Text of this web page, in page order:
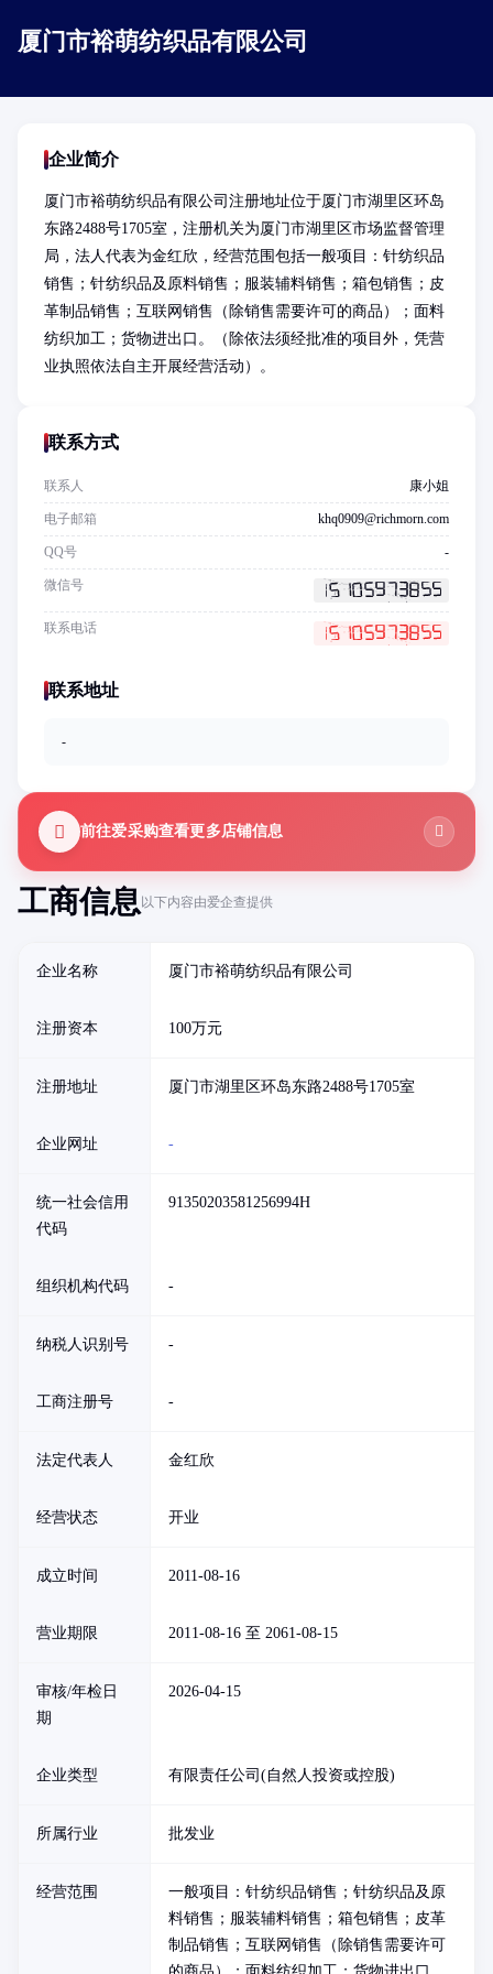
厦门市裕萌纺织品有限公司
工商信息以下内容由爱企查提供
企业名称 厦门市裕萌纺织品有限公司
注册资本 100万元
注册地址 厦门市湖里区环岛东路2488号1705室
企业网址 -
统一社会信用
代码
91350203581256994H
组织机构代码 -
纳税人识别号 -
工商注册号 -
法定代表人 金红欣
经营状态 开业
成立时间 2011-08-16
营业期限 2011-08-16 至 2061-08-15
审核/年检日
期
2026-04-15
企业类型 有限责任公司(自然人投资或控股)
所属行业 批发业
经营范围
一般项目：针纺织品销售；针纺织品及原
料销售；服装辅料销售；箱包销售；皮革
制品销售；互联网销售（除销售需要许可
企业简介
厦门市裕萌纺织品有限公司注册地址位于厦门市湖里区环岛
东路2488号1705室，注册机关为厦门市湖里区市场监督管理
局，法人代表为金红欣，经营范围包括一般项目：针纺织品
销售；针纺织品及原料销售；服装辅料销售；箱包销售；皮
革制品销售；互联网销售（除销售需要许可的商品）；面料
纺织加工；货物进出口。（除依法须经批准的项目外，凭营
业执照依法自主开展经营活动）。
联系方式
联系人 康小姐
电子邮箱 khq0909@richmorn.com
QQ号 -
微信号
联系电话
联系地址
-
前往爱采购查看更多店铺信息